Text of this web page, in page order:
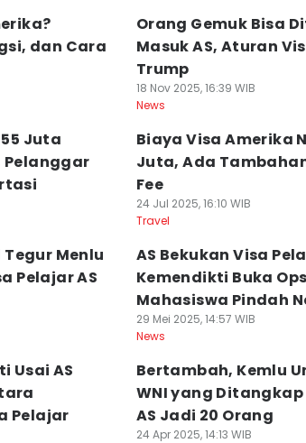
dan Cara
Orang Gemuk Bisa
Masuk AS, Aturan
Trump
18 Nov 2025, 16:39 WIB
News
Juta
Pelanggar
Biaya Visa Amerika
Juta, Ada
Fee
24 Jul 2025, 16:10 WIB
Travel
Menlu
Pelajar AS
AS Bekukan Visa
Kemendikti Buka
Mahasiswa Pindah
29 Mei 2025, 14:57 WIB
News
Usai AS
Pelajar
Bertambah, Kemlu
WNI yang
AS Jadi 20 Orang
24 Apr 2025, 14:13 WIB